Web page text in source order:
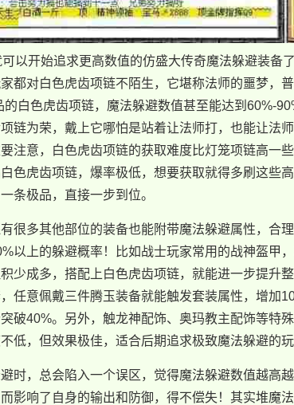
以开始追求更高数值的仿盛大传奇魔法躲避装备
都对白色虎齿项链不陌生，它堪称法师的噩梦，
白色虎齿项链，魔法躲避数值甚至能达到60%-
链为荣，戴上它哪怕是站着让法师打，也能让法
注意，白色虎齿项链的获取难度比灯笼项链高一
色虎齿项链，爆率极低，想要获取就得多刷这些
条极品，直接一步到位。
很多其他部位的装备也能附带魔法躲避属性，合
以上的躲避概率！比如战士玩家常用的战神盔甲
少成多，搭配上白色虎齿项链，就能进一步提升
任意佩戴三件腾玉装备就能触发套装属性，增加
破40%。另外，触龙神配饰、奥玛教主配饰等特
低，但效果极佳，适合后期追求极致魔法躲避的玩
时，总会陷入一个误区，觉得魔法躲避数值越高
影响了自身的输出和防御，得不偿失！其实堆魔